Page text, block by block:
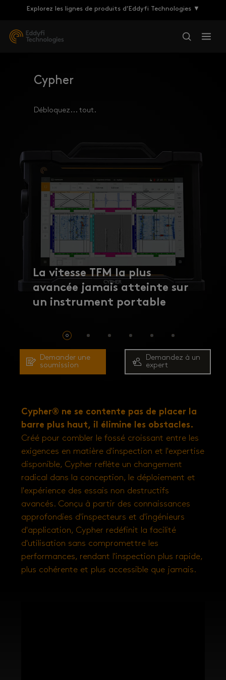
Explorez les lignes de produits d’Eddyfi Technologies ▼
Cypher
Débloquez... tout.
Demander une
soumission
Demandez à un
expert
La vitesse TFM la plus
avancée jamais atteinte sur
un instrument portable
La vitesse TFM la plus
avancée jamais atteinte sur
un instrument portable
La configuration phased
array la plus avancée —
soyez
Cypher® ne se contente pas de placer la
barre plus haut, il élimine les obstacles.
Créé pour combler le fossé croissant entre les
exigences en matière d'inspection et l'expertise
disponible, Cypher reflète un changement
radical dans la conception, le déploiement et
l'expérience des essais non destructifs
avancés. Conçu à partir des connaissances
approfondies d'inspecteurs et d'ingénieurs
d'application, Cypher redéfinit la facilité
d'utilisation sans compromettre les
performances, rendant l'inspection plus rapide,
plus cohérente et plus accessible que jamais.